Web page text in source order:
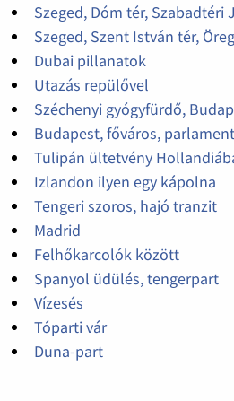
Szeged, Dóm tér,
Szeged, Szent István tér,
Dubai pillanatok
Utazás repülővel
Széchenyi gyógyfürdő,
Budapest, főváros, parlament
Tulipán ültetvény
Izlandon ilyen egy kápolna
Tengeri szoros, hajó tranzit
Madrid
Felhőkarcolók között
Spanyol üdülés, tengerpart
Vízesés
Tóparti vár
Duna-part